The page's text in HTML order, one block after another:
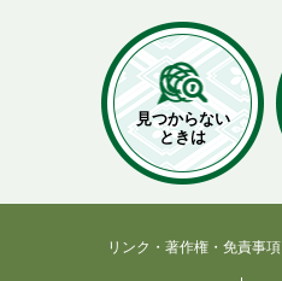
見つからない
ときは
リンク・著作権・免責事項